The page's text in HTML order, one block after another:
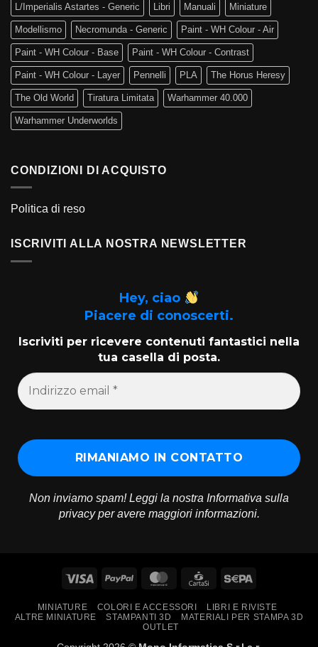
L/Imperialis Astartes - Generic Libri Manuali Miniature
Modellismo Necromunda - Generic Paint - WH Colour - Air
Paint - WH Colour - Base Paint - WH Colour - Contrast
Paint - WH Colour - Layer Pennelli PLA The Horus Heresy
The Old World Tiratura Limitata Warhammer 40.000
Warhammer Underworlds
CONDIZIONI DI ACQUISTO
Politica di reso
ISCRIVITI ALLA NOSTRA NEWSLETTER
Hey, ciao
Piacere di conoscerti.
Iscriviti per ricevere contenuti fantastici nella
tua casella di posta.
Non inviamo spam! Leggi la nostra Informativa sulla
privacyper avere maggiori informazioni.
Visa PayPal MasterCardCartaSi
MINIATURE COLORI E ACCESSORI
LIBRI E RIVISTE
ALTRE MINIATURE
STAMPANTI 3D
MATERIALI PER STAMPA 3D
OUTLET